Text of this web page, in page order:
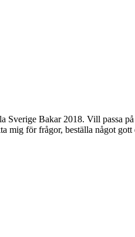
Sverige Bakar 2018. Vill passa
mig för frågor, beställa något